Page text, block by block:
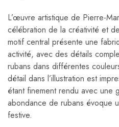
L’œuvre artistique de Pierre-
célébration de la créativité et
motif central présente une
activité, avec des détails
rubans dans différentes
détail dans l’illustration est
étant finement rendu avec une
abondance de rubans évoque
festive.